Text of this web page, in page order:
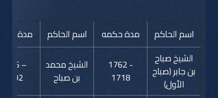
مدة اسم الحاكم مدة حكمه
اسم الحاكم
1896 –
1892
الشيخ محمد
بن صباح
1762 -
1718
الشيخ صباح
بن جابر (صباح
الأول)